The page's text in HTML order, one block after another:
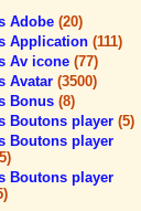
Adobe (20)
Application (111)
Av icone (77)
Avatar (3500)
Bonus (8)
Boutons player (5)
Boutons player
Boutons player